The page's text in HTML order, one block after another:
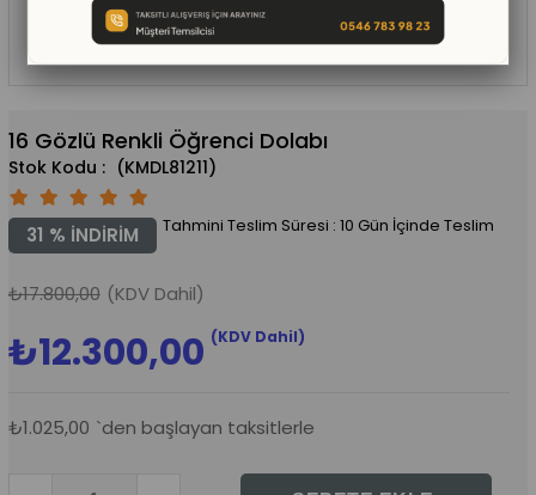
16 Gözlü Renkli Öğrenci Dolabı
(KMDL81211)
%
31 İNDIRIM
₺17.800,00 (KDV Dahil)
₺12.300,00 (KDV Dahil)
Tahmini Teslim Süresi : 10 Gün İçinde Teslim
₺1.025,00 `den başlayan taksitlerle